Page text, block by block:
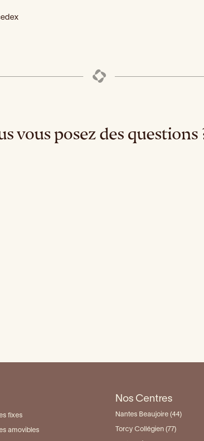
vous posez des questions
fixes
amovibles
Nos Centres
Nantes Beaujoire (44)
Torcy Collégien (77)